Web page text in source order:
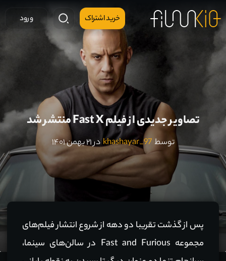
خرید اشتراک ورود
تصاویر جدیدی از فیلم Fast X منتشر شد
توسط khashayar_97در ۲۱ بهمن ۱۴۰۱
پس از گذشت تقریبا دو دهه از شروع انتشار فیلم‌های
مجموعه Fast and Furious در سالن‌های سینما،